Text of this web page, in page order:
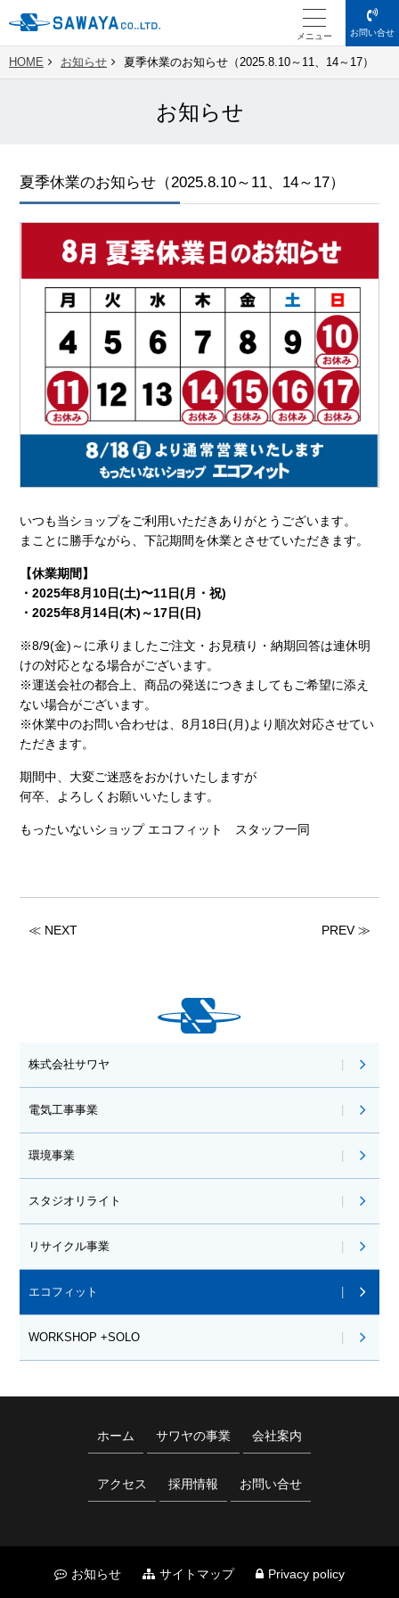
メニュー お問い合せ
HOME お知らせ 夏季休業のお知らせ（2025.8.10～11、14～17）
お知らせ
夏季休業のお知らせ（2025.8.10～11、14～17）
いつも当ショップをご利用いただきありがとうございます。
まことに勝手ながら、下記期間を休業とさせていただきます。
【休業期間】
・2025年8月10日(土)〜11日(月・祝)
・2025年8月14日(木)～17日(日)
※8/9(金)～に承りましたご注文・お見積り・納期回答は連休明
けの対応となる場合がございます。
※運送会社の都合上、商品の発送につきましてもご希望に添え
ない場合がございます。
※休業中のお問い合わせは、8月18日(月)より順次対応させてい
ただきます。
期間中、大変ご迷惑をおかけいたしますが
何卒、よろしくお願いいたします。
もったいないショップ エコフィット スタッフ一同
≪ NEXT PREV ≫
株式会社サワヤ
電気工事事業
環境事業
スタジオリライト
リサイクル事業
エコフィット
WORKSHOP +SOLO
ホーム サワヤの事業 会社案内
アクセス 採用情報 お問い合せ
お知らせ サイトマップ Privacy policy